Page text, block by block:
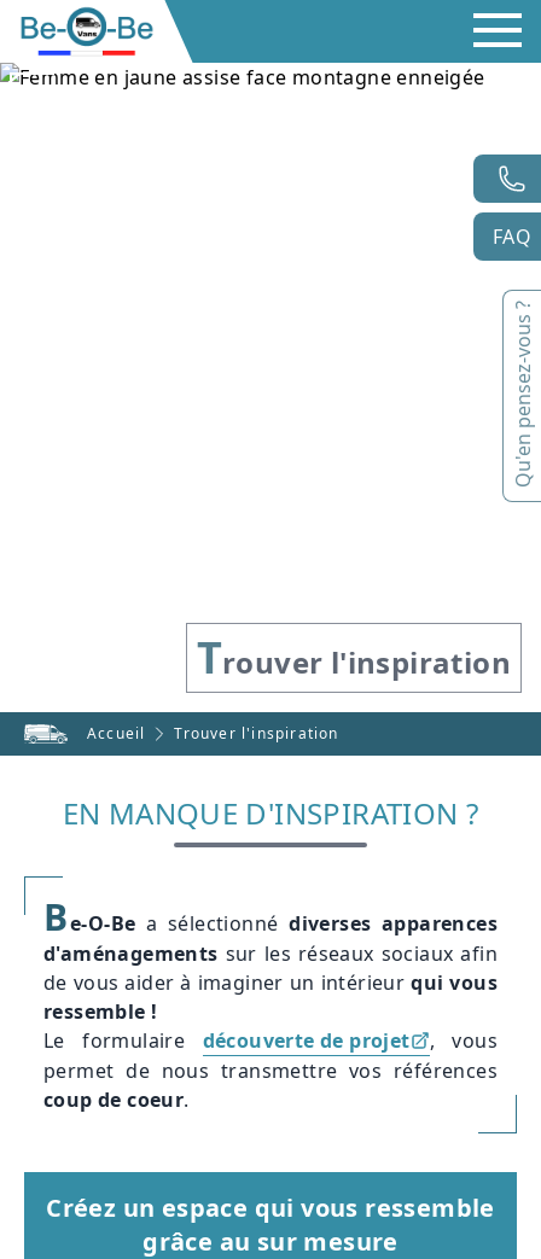
Trouver l'inspiration
Accueil Trouver l'inspiration
EN MANQUE D'INSPIRATION ?
Be-O-Be a sélectionnédiverses apparences
d'aménagements sur les réseaux sociaux afin
de vous aider à imaginer un intérieurqui vous
ressemble !
Le formulaire découverte de projet
, vous
permet de nous transmettre vos références
coup de coeur.
Créez un espace qui vous ressemble
grâce au sur mesure
Qu'en pensez-vous ?
FAQ